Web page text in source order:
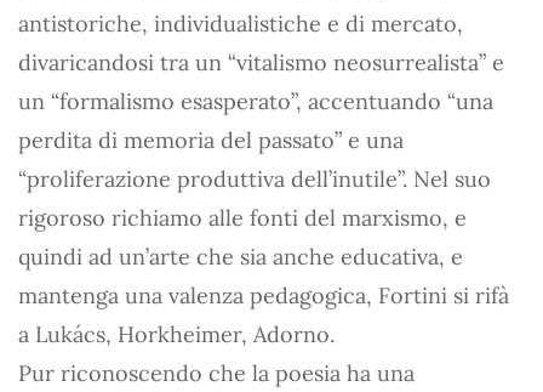
antistoriche, individualistiche e di mercato,
divaricandosi tra un “vitalismo neosurrealista” e
un “formalismo esasperato”, accentuando “una
perdita di memoria del passato” e una
“proliferazione produttiva dell’inutile”. Nel suo
rigoroso richiamo alle fonti del marxismo, e
quindi ad un’arte che sia anche educativa, e
mantenga una valenza pedagogica, Fortini si rifà
a Lukács, Horkheimer, Adorno.
Pur riconoscendo che la poesia ha una